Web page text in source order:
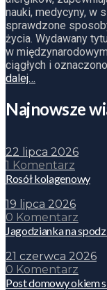
nauki, medycyny, w
sprawdzone
życia. Wydawany
w
ciągłych i
dalej…
Najnowsze
22 lipca 2026
1 Komentarz
Rosół kolagenowy
19 lipca 2026
0 Komentarz
Jagodzianka na
21 czerwca 2026
0 Komentarz
Post domowy okiem